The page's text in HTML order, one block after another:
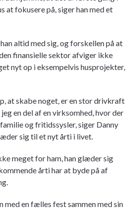
at fokusere på, siger han med et
altid med sig, og forskellen på at
finansielle sektor afviger ikke
nyt op i eksempelvis husprojekter,
at skabe noget, er en stor drivkraft
en del af en virksomhed, hvor der
og fritidssysler, siger Danny
sig til et nyt årti i livet.
meget for ham, han glæder sig
årti har at byde på af
med en fælles fest sammen med sin